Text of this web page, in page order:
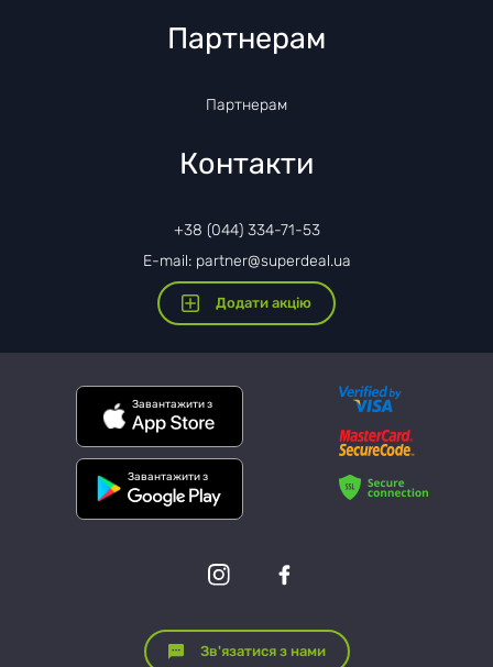
Партнерам
Партнерам
Контакти
+38 (044) 334-71-53
E-mail: partner@superdeal.ua
Додати акцію
Завантажити з
Завантажити з
Зв'язатися з нами